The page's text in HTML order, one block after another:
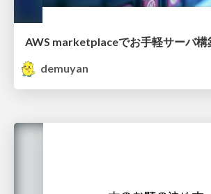
AWS marketplaceでお手軽サーバ構
demuyan